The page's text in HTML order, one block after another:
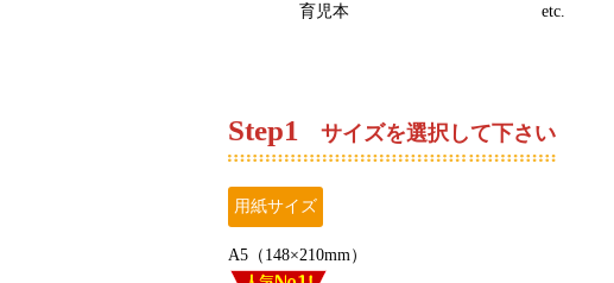
育児本
etc.
Step1 サイズを選択して下さい
用紙サイズ
A5（148×210mm）